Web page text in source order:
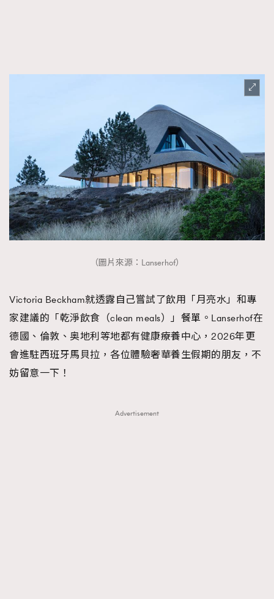
（圖片來源：Lanserhof）
Victoria Beckham就透露自己嘗試了飲用「月亮水」和專
家建議的「乾淨飲食（clean meals）」餐單。Lanserhof在
德國、倫敦、奥地利等地都有健康療養中心，2026年更
會進駐西班牙馬貝拉，各位體驗奢華養生假期的朋友，不
妨留意一下！
Advertisement